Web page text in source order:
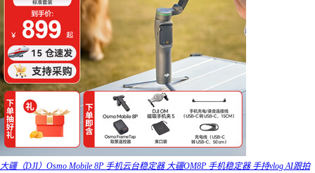
大疆（DJI）Osmo Mobile 8P 手机云台稳定器 大疆OM8P 手机稳定器 手持vlog AI跟拍